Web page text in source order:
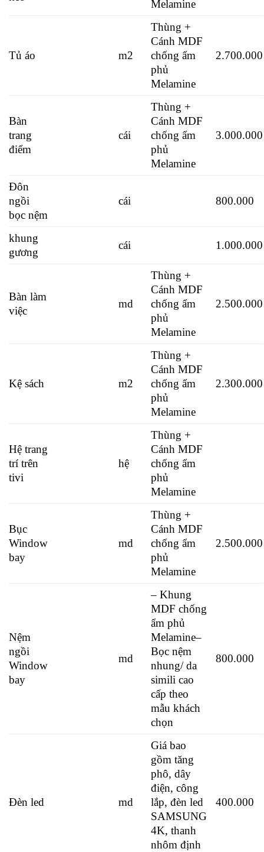
Melamine
Tủ áo m2
Thùng +
Cánh MDF
chống ẩm
phủ
Melamine
2.700.000
Bàn
trang
điểm
cái
Thùng +
Cánh MDF
chống ẩm
phủ
Melamine
3.000.000
Đôn
ngồi
bọc nệm
cái 800.000
khung
gương
cái 1.000.000
Bàn làm
việc
md
Thùng +
Cánh MDF
chống ẩm
phủ
Melamine
2.500.000
Kệ sách m2
Thùng +
Cánh MDF
chống ẩm
phủ
Melamine
2.300.000
Hệ trang
trí trên
tivi
hệ
Thùng +
Cánh MDF
chống ẩm
phủ
Melamine
Bục
Window
bay
md
Thùng +
Cánh MDF
chống ẩm
phủ
Melamine
2.500.000
Nệm
ngồi
Window
bay
md
– Khung
MDF chống
ẩm phủ
Melamine–
Bọc nệm
nhung/ da
simili cao
cấp theo
mẫu khách
chọn
800.000
Đèn led md
Giá bao
gồm tăng
phô, dây
điện, công
lắp, đèn led
SAMSUNG
4K, thanh
nhôm định
400.000